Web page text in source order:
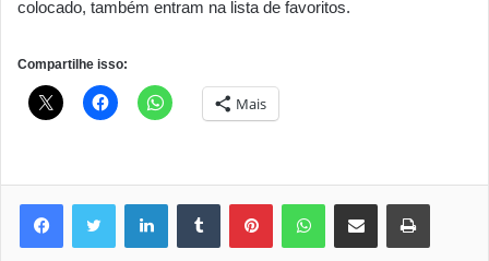
colocado, também entram na lista de favoritos.
Compartilhe isso:
Mais
LinkedinTumblr PinterestWhatsAppCompartilhar via e-mail Imprimir